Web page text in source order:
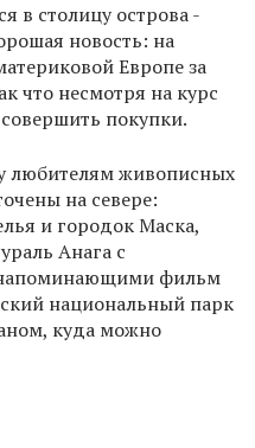
в столицу острова -
новость: на
Европе за
что несмотря на курс
покупки.
любителям живописных
на севере:
и городок Маска,
Анага с
фильм
национальный парк
куда можно